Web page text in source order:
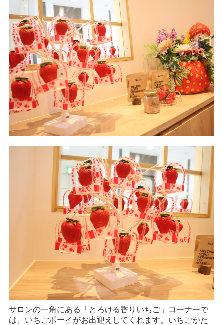
サロンの一角にある「とろける香りいちご」コーナーで
は、いちごボーイがお出迎えしてくれます。いちごがた